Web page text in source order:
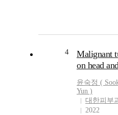
4
Malignant
on head
윤숙정 (
Yun )
대한피부
2022